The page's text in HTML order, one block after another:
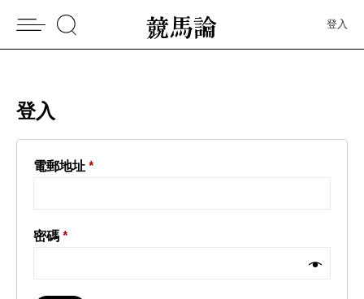
登入
登入
電郵地址 *
密碼 *